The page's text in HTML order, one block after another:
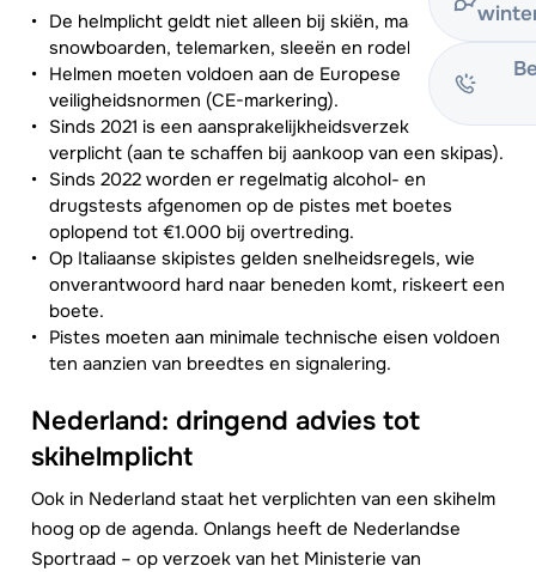
De helmplicht geldt niet alleen bij skiën, maar ook bij
snowboarden, telemarken, sleeën en rodelen.
Helmen moeten voldoen aan de Europese
veiligheidsnormen (CE-markering).
Sinds 2021 is een aansprakelijkheidsverzekering
verplicht (aan te schaffen bij aankoop van een skipas).
Sinds 2022 worden er regelmatig alcohol- en
drugstests afgenomen op de pistes met boetes
oplopend tot €1.000 bij overtreding.
Op Italiaanse skipistes gelden snelheidsregels, wie
onverantwoord hard naar beneden komt, riskeert een
boete.
Pistes moeten aan minimale technische eisen voldoen
ten aanzien van breedtes en signalering.
Nederland: dringend advies tot
skihelmplicht
Ook in Nederland staat het verplichten van een skihelm
hoog op de agenda. Onlangs heeft de Nederlandse
Sportraad – op verzoek van het Ministerie van